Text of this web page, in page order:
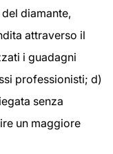
diamante,
attraverso il
i guadagni
professionisti; d)
senza
un maggiore